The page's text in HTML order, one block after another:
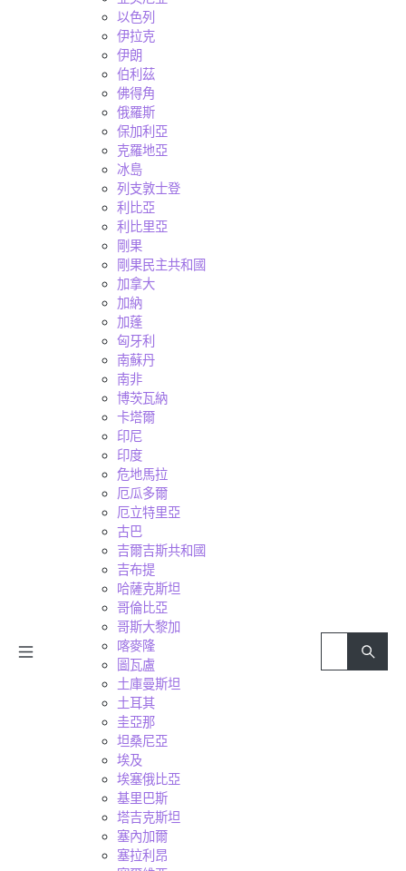
以色列
伊拉克
伊朗
伯利茲
佛得角
俄羅斯
保加利亞
克羅地亞
冰島
列支敦士登
利比亞
利比里亞
剛果
剛果民主共和國
加拿大
加納
加蓬
匈牙利
南蘇丹
南非
博茨瓦納
卡塔爾
印尼
印度
危地馬拉
厄瓜多爾
厄立特里亞
古巴
吉爾吉斯共和國
吉布提
哈薩克斯坦
哥倫比亞
哥斯大黎加
喀麥隆
圖瓦盧
土庫曼斯坦
土耳其
圭亞那
坦桑尼亞
埃及
埃塞俄比亞
基里巴斯
塔吉克斯坦
塞內加爾
塞拉利昂